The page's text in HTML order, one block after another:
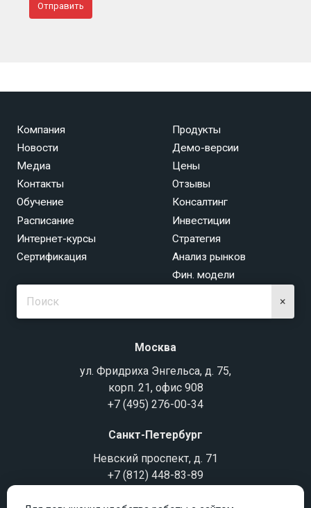
Компания
Новости
Медиа
Контакты
Продукты
Демо-версии
Цены
Отзывы
Обучение
Расписание
Интернет-курсы
Сертификация
Консалтинг
Инвестиции
Стратегия
Анализ рынков
Фин. модели
×
Москва
ул. Фридриха Энгельса, д. 75,
корп. 21, офис 908
+7 (495) 276-00-34
Санкт-Петербург
Невский проспект, д. 71
+7 (812) 448-83-89